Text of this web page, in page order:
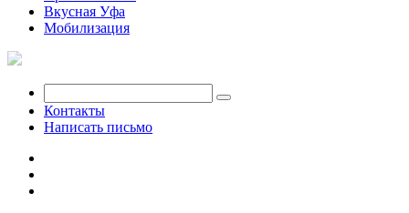
Вкусная Уфа
Мобилизация
Контакты
Написать письмо